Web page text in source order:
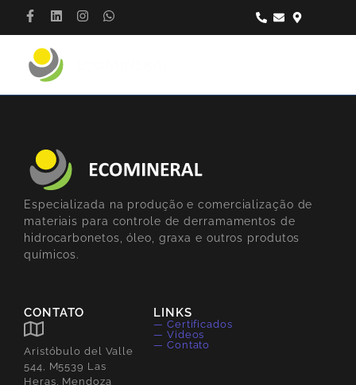
Especializada na produção e comercialização de
materiais para controle de derramamentos de
hidrocarbonetos, óleo, graxa e outros produtos
químicos.
CONTATO
Aristóbulo del Valle
544, M5539 Las
Heras, Mendoza
LINKS
— Certificados
— Videos
— Contato